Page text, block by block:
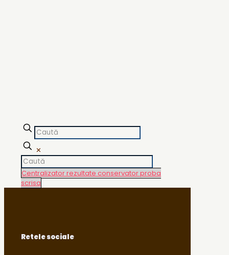
✕
Centralizator rezultate conservator proba
scrisa
Retele sociale